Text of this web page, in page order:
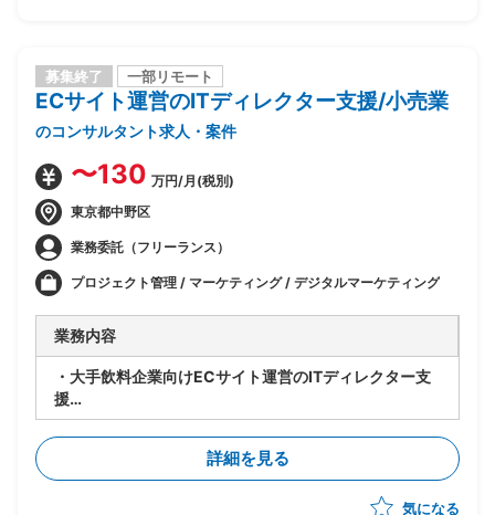
募集終了 一部リモート
ECサイト運営のITディレクター支援/小売業
のコンサルタント求人・案件
〜130 万円/月(税別)
東京都中野区
業務委託（フリーランス）
プロジェクト管理 / マーケティング / デジタルマーケティング
業務内容
・大手飲料企業向けECサイト運営のITディレクター支
援
・エンドクライアントの担当者1名の配下にメンバとし
て参画
・事業部門からの開発要件の整理
・開発ベンダとの開発/運用保守調整
詳細を見る
気になる